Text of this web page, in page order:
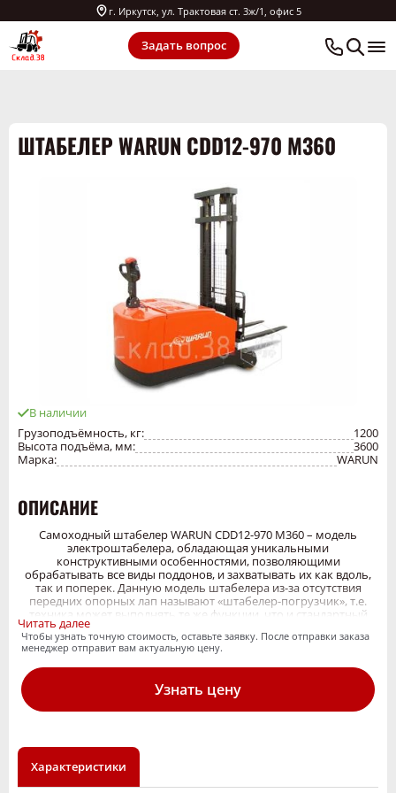
г. Иркутск, ул. Трактовая ст. 3ж/1, офис 5
Задать вопрос
ШТАБЕЛЕР WARUN CDD12-970 М360
В наличии
Грузоподъёмность, кг:
1200
Высота подъёма, мм:
3600
Марка:
WARUN
ОПИСАНИЕ
Самоходный штабелер WARUN CDD12-970 М360 – модель
электроштабелера, обладающая уникальными
конструктивными особенностями, позволяющими
обрабатывать все виды поддонов, и захватывать их как вдоль,
так и поперек. Данную модель штабелера из-за отсутствия
передних опорных лап называют «штабелер-погрузчик», т.е.
техника может выполнять те же функции, что и стандартный
вилочный погрузчик при работах в складских помещениях.
характеристики
Модель
CDD12-970 М360
Центр тяжести, мм
Стандартная высота
подъема, мм
Читать далее
Чтобы узнать точную стоимость, оставьте заявку. После отправки заказа
менеджер отправит вам актуальную цену.
Узнать цену
Характеристики